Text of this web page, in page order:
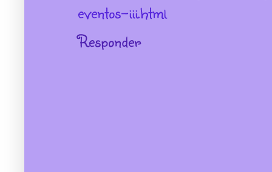
eventos-iii.html
Responder